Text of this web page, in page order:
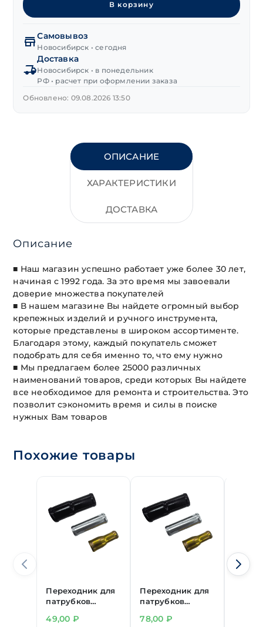
для
прямой
12х12 мм
В корзину
Самовывоз
Новосибирск • сегодня
Доставка
Новосибирск • в понедельник
РФ • расчет при оформлении заказа
Обновлено: 09.08.2026 13:50
ОПИСАНИЕ
ХАРАКТЕРИСТИКИ
ДОСТАВКА
Описание
■ Наш магазин успешно работает уже более 30 лет,
начиная с 1992 года. За это время мы завоевали
доверие множества покупателей
■ В нашем магазине Вы найдете огромный выбор
крепежных изделий и ручного инструмента,
которые представлены в широком ассортименте.
Благодаря этому, каждый покупатель сможет
подобрать для себя именно то, что ему нужно
■ Мы предлагаем более 25000 различных
наименований товаров, среди которых Вы найдете
все необходимое для ремонта и строительства. Это
позволит сэкономить время и силы в поиске
нужных Вам товаров
Похожие товары
Переходник для
патрубков
49,00 ₽
Переходник для
патрубков
78,00 ₽